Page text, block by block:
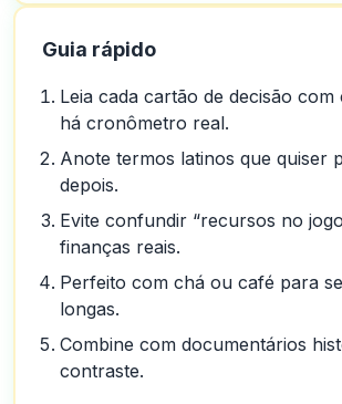
Guia rápido
Leia cada cartão de decisão
há cronômetro real.
Anote termos latinos que quiser
depois.
Evite confundir “recursos no
finanças reais.
Perfeito com chá ou café para
longas.
Combine com documentários
contraste.